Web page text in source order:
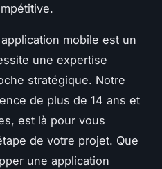
mobile est un
une expertise
stratégique. Notre
de plus de 14 ans et
est là pour vous
de votre projet. Que
une application